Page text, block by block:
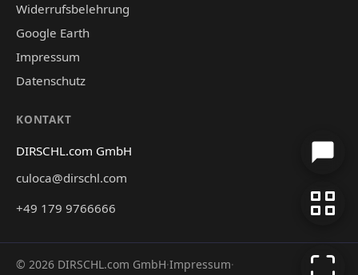
Widerrufsbelehrung
Google Earth
Impressum
Datenschutz
KONTAKT
DIRSCHL.com GmbH
culoca@dirschl.com
+49 179 9766666
© 2026 DIRSCHL.com GmbH·Impressum·